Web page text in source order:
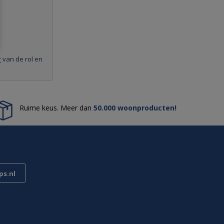
van de rol en
Ruime keus. Meer dan 50.000 woonproducten!